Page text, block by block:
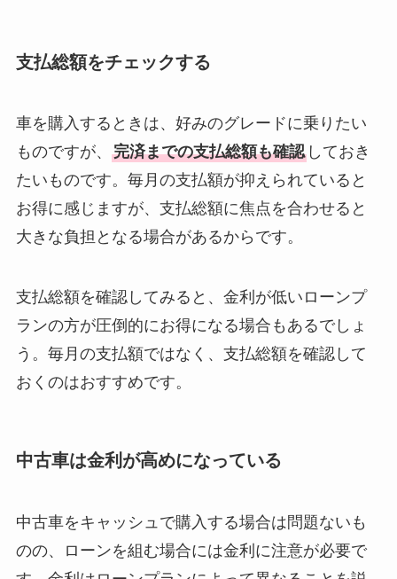
支払総額をチェックする
車を購入するときは、好みのグレードに乗りたい
ものですが、 完済までの支払総額も確認しておき
たいものです。毎月の支払額が抑えられていると
お得に感じますが、支払総額に焦点を合わせると
大きな負担となる場合があるからです。
支払総額を確認してみると、金利が低いローンプ
ランの方が圧倒的にお得になる場合もあるでしょ
う。毎月の支払額ではなく、支払総額を確認して
おくのはおすすめです。
中古車は金利が高めになっている
中古車をキャッシュで購入する場合は問題ないも
のの、ローンを組む場合には金利に注意が必要で